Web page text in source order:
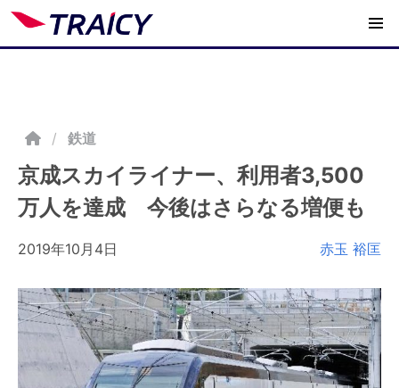
/ 鉄道
京成スカイライナー、利用者3,500
万人を達成 今後はさらなる増便も
2019年10月4日 赤玉 裕匡